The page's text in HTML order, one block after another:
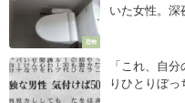
恐怖
いた女性。深
「これ、自
りひとりぼっ